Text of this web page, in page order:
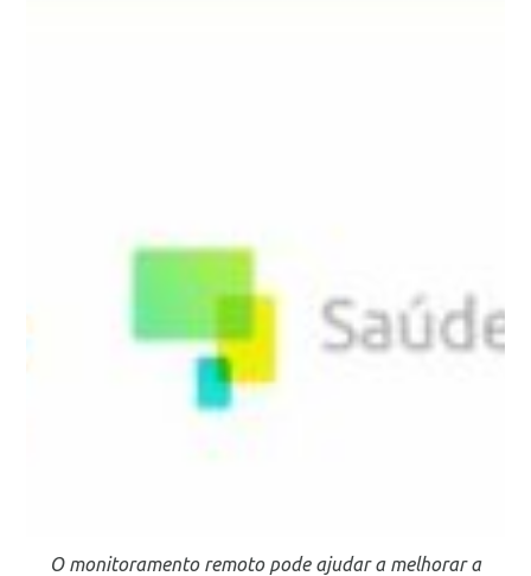
O monitoramento remoto pode ajudar a melhorar a